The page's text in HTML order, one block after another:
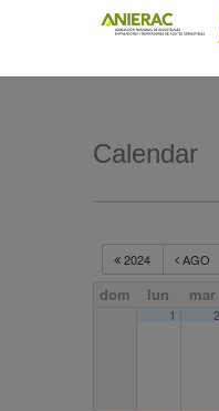
Calendar
2024 AGO
dom lun mar
1 2